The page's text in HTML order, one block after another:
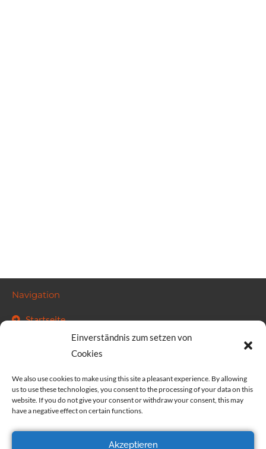
Einverständnis zum setzen von
Cookies
We also use cookies to make using this site a pleasant experience. By allowing
us to use these technologies, you consent to the processing of your data on this
website. If you do not give your consent or withdraw your consent, this may
have a negative effect on certain functions.
Akzeptieren
Navigation
Startseite
Kontakt & rechtliches
info@solawi-mh.de
Impressum
Datenschutz